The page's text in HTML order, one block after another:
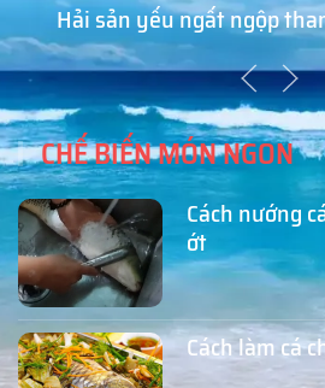
Hải sản yếu ngất ngộp
CHẾ BIẾN MÓN NGON
Cách nướng
ớt
Cách làm cá